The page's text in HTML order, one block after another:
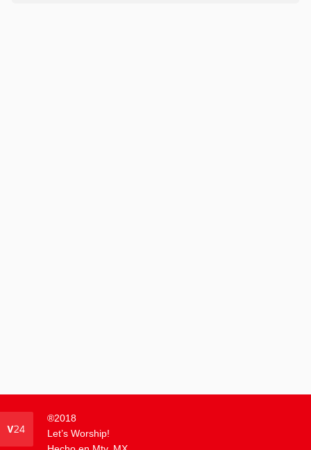
®2018
Let’s Worship!